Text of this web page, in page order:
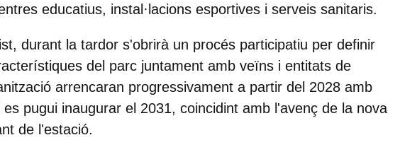
educatius, instal·lacions esportives i serveis sanitaris.
durant la tardor s'obrirà un procés participatiu per definir
del parc juntament amb veïns i entitats de
arrencaran progressivament a partir del 2028 amb
pugui inaugurar el 2031, coincidint amb l'avenç de la nova
de l'estació.